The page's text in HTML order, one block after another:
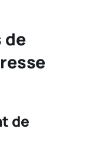
de
de